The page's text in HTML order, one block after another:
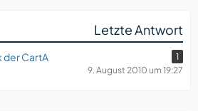
Letzte Antwort
der CartA
1
9. August 2010 um 19:27